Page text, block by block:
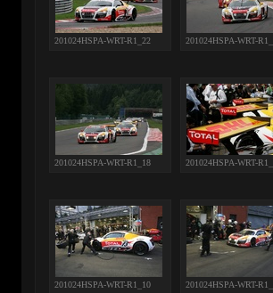
201024HSPA-WRT-R1_22 201024HSPA-WRT-
201024HSPA-WRT-R1_18 201024HSPA-WRT-
201024HSPA-WRT-R1_10 201024HSPA-WRT-